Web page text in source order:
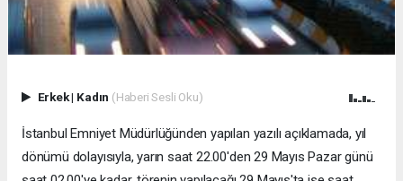
Erkek| Kadın (Haberi Sesli Oku)
İstanbul Emniyet Müdürlüğünden yapılan yazılı açıklamada, yıl
dönümü dolayısıyla, yarın saat 22.00'den 29 Mayıs Pazar günü